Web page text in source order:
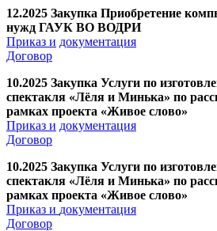
12.2025 Закупка Приобретение
нужд ГАУК ВО ВОДРИ
Приказ и документация
Договор
10.2025 Закупка Услуги по
спектакля «Лёля и Минька» по
рамках проекта «Живое слово»
Приказ и документация
Договор
10.2025 Закупка Услуги по
спектакля «Лёля и Минька» по
рамках проекта «Живое слово»
Приказ и документация
Договор